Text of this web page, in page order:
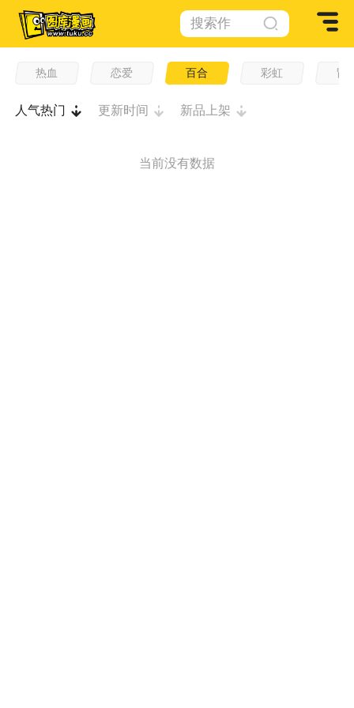
搜索作
品
热血 恋爱 百合 彩虹 冒
人气热门 更新时间 新品上架
当前没有数据